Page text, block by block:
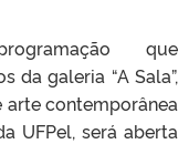
que
da galeria “A Sala”,
contemporânea
UFPel, será aberta